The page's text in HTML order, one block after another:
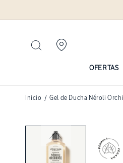
OFERTAS
Inicio / Gel de Ducha Néroli